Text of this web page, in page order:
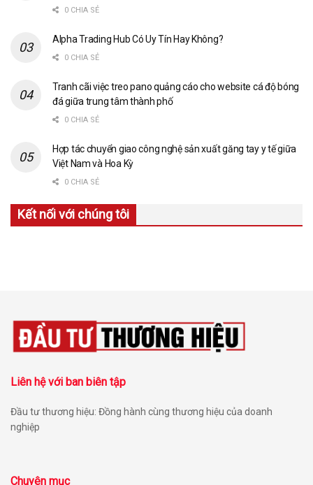
0 CHIA SẺ
Alpha Trading Hub Có Uy Tín Hay Không?
0 CHIA SẺ
Tranh cãi việc treo pano quảng cáo cho website cá độ bóng
đá giữa trung tâm thành phố
0 CHIA SẺ
Hợp tác chuyển giao công nghệ sản xuất găng tay y tế giữa
Việt Nam và Hoa Kỳ
0 CHIA SẺ
Kết nối với chúng tôi
Liên hệ với ban biên tập
Đầu tư thương hiệu: Đồng hành cùng thương hiệu của doanh
nghiệp
Chuyên mục